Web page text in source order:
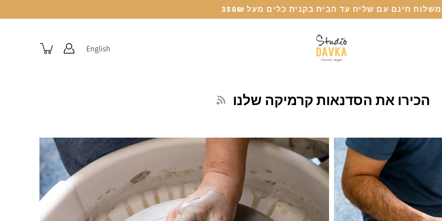
משלוח חינם עם שליח עד הבית בקנית כלים מעל 350₪
English
הכירו את הסדנאות קרמיקה שלנו